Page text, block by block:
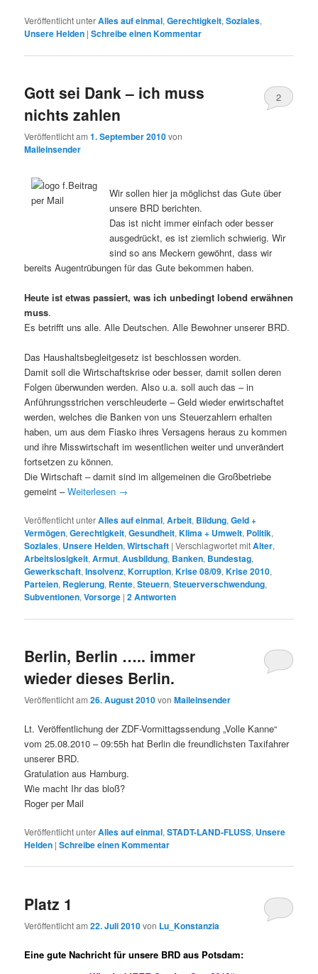
Veröffentlicht unterAlles auf einmal,Gerechtigkeit,Soziales,
Unsere Helden |Schreibe einen Kommentar
Gott sei Dank – ich muss
nichts zahlen
Veröffentlicht am1. September 2010von
Maileinsender
2
Wir sollen hier ja möglichst das Gute über
unsere BRD berichten.
Das ist nicht immer einfach oder besser
ausgedrückt, es ist ziemlich schwierig. Wir
sind so ans Meckern gewöhnt, dass wir
bereits Augentrübungen für das Gute bekommen haben.
Heute ist etwas passiert, was ich unbedingt lobend erwähnen
muss.
Es betrifft uns alle. Alle Deutschen. Alle Bewohner unserer BRD.
Das Haushaltsbegleitgesetz ist beschlossen worden.
Damit soll die Wirtschaftskrise oder besser, damit sollen deren
Folgen überwunden werden. Also u.a. soll auch das – in
Anführungsstrichen verschleuderte – Geld wieder erwirtschaftet
werden, welches die Banken von uns Steuerzahlern erhalten
haben, um aus dem Fiasko ihres Versagens heraus zu kommen
und ihre Misswirtschaft im wesentlichen weiter und unverändert
fortsetzen zu können.
Die Wirtschaft – damit sind im allgemeinen die Großbetriebe
gemeint –Weiterlesen →
Veröffentlicht unterAlles auf einmal,Arbeit, Bildung,Geld +
Vermögen,Gerechtigkeit,Gesundheit,Klima + Umwelt, Politik,
Soziales, Unsere Helden,Wirtschaft |Verschlagwortet mitAlter,
Arbeitslosigkeit,Armut,Ausbildung, Banken, Bundestag,
Gewerkschaft,Insolvenz,Korruption,Krise 08/09,Krise 2010,
Parteien, Regierung, Rente,Steuern,Steuerverschwendung,
Subventionen,Vorsorge |2Antworten
Berlin, Berlin ….. immer
wieder dieses Berlin.
Veröffentlicht am26. August 2010vonMaileinsender
Lt. Veröffentlichung der ZDF-Vormittagssendung „Volle Kanne“
vom 25.08.2010 – 09:55h hat Berlin die freundlichsten Taxifahrer
unserer BRD.
Gratulation aus Hamburg.
Wie macht Ihr das bloß?
Roger per Mail
Veröffentlicht unterAlles auf einmal,STADT-LAND-FLUSS, Unsere
Helden |Schreibe einen Kommentar
Platz 1
Veröffentlicht am22. Juli 2010von Lu_Konstanzia
Eine gute Nachricht für unsere BRD aus Potsdam: